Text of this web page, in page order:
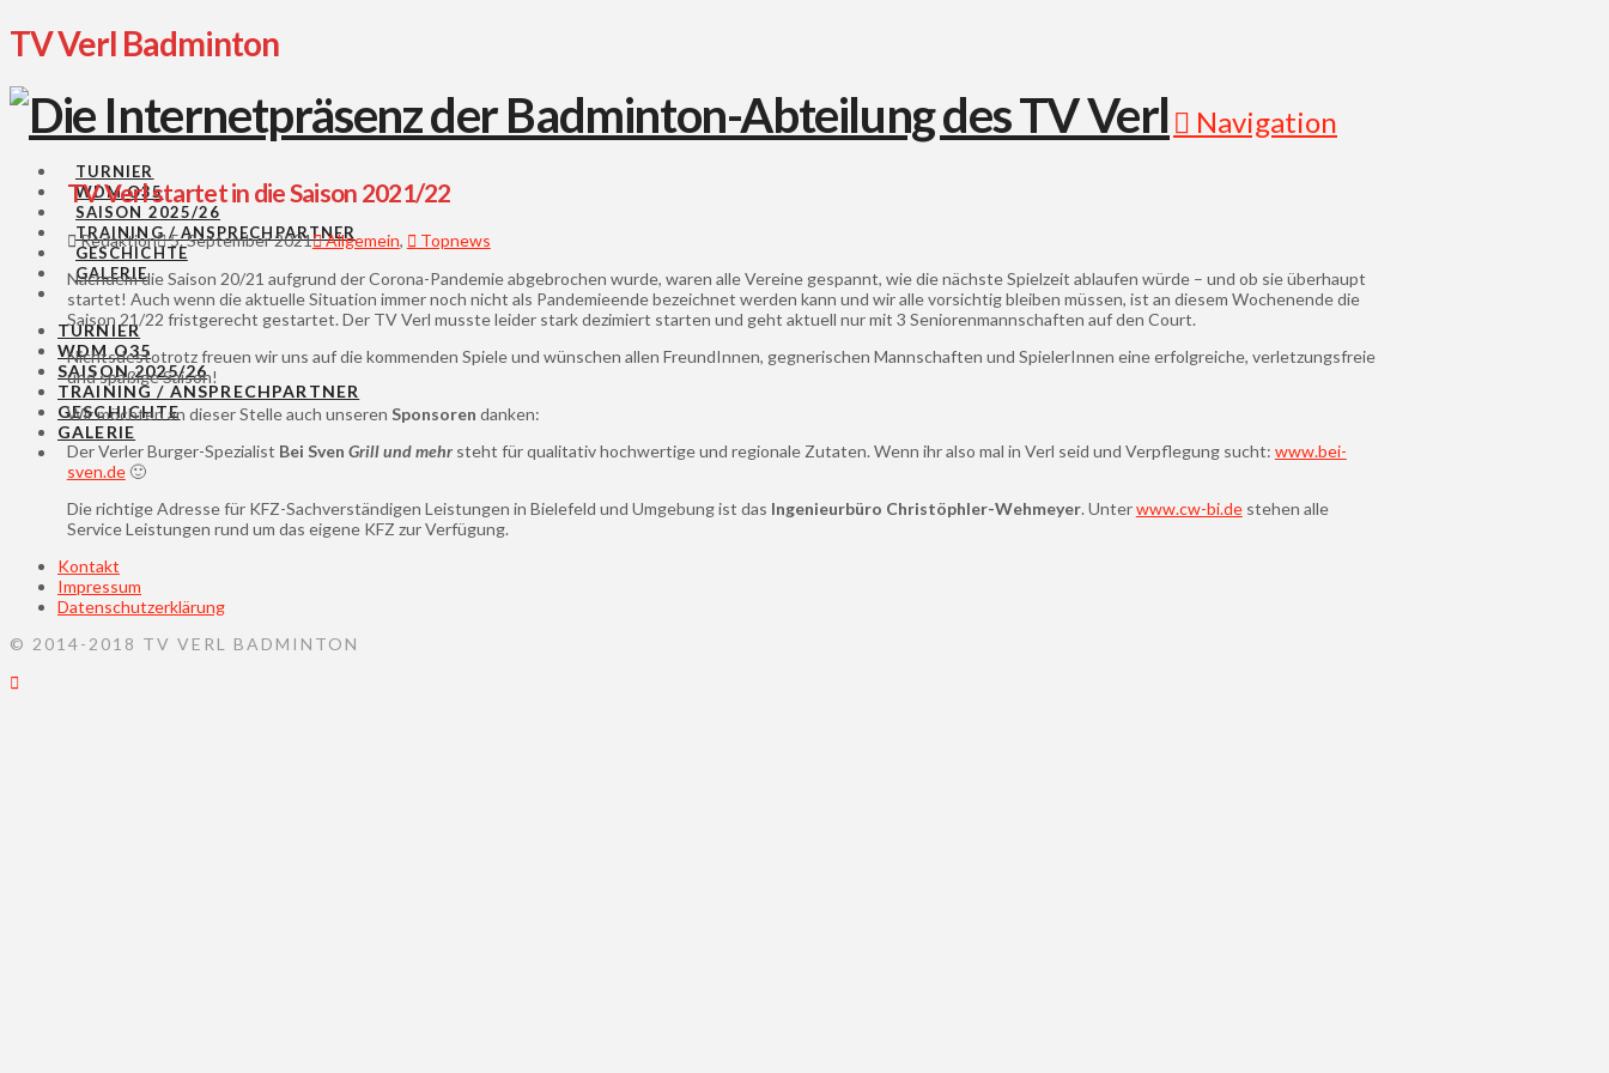
TV Verl Badminton
Navigation
TURNIER
WDM O35
SAISON 2025/26
TRAINING / ANSPRECHPARTNER
GESCHICHTE
GALERIE
TURNIER
WDM O35
SAISON 2025/26
TRAINING / ANSPRECHPARTNER
GESCHICHTE
GALERIE
TV Verl startet in die Saison 2021/22
Redaktion 5. September 2021 Allgemein,
Topnews
Nachdem die Saison 20/21 aufgrund der Corona-Pandemie abgebrochen wurde, waren alle Vereine gespannt, wie die nächste Spielzeit ablaufen würde – und ob sie überhaupt
startet! Auch wenn die aktuelle Situation immer noch nicht als Pandemieende bezeichnet werden kann und wir alle vorsichtig bleiben müssen, ist an diesem Wochenende die
Saison 21/22 fristgerecht gestartet. Der TV Verl musste leider stark dezimiert starten und geht aktuell nur mit 3 Seniorenmannschaften auf den Court.
Nichtsdestotrotz freuen wir uns auf die kommenden Spiele und wünschen allen FreundInnen, gegnerischen Mannschaften und SpielerInnen eine erfolgreiche, verletzungsfreie
und spaßige Saison!
Wir möchten an dieser Stelle auch unseren Sponsoren danken:
Der Verler Burger-Spezialist Bei Sven Grill und mehr steht für qualitativ hochwertige und regionale Zutaten. Wenn ihr also mal in Verl seid und Verpflegung sucht: www.bei-
sven.de🙂
Die richtige Adresse für KFZ-Sachverständigen Leistungen in Bielefeld und Umgebung ist das Ingenieurbüro Christöphler-Wehmeyer. Unterwww.cw-bi.destehen alle
Service Leistungen rund um das eigene KFZ zur Verfügung.
Kontakt
Impressum
Datenschutzerklärung
© 2014-2018 TV VERL BADMINTON